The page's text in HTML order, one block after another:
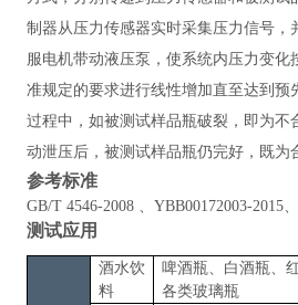
制器从压力传感器实时采集压力信号，
服电机带动液压泵，使系统内压力变化
准规定的要求进行线性增加直至达到预
过程中，如被测试样品瓶破裂，即为不
动泄压后，被测试样品瓶仍完好，既为
参考标准
GB/T 4546-2008 、YBB00172003-2015
测试应用
酒水饮
料
啤酒瓶、白酒瓶、
各类玻璃瓶